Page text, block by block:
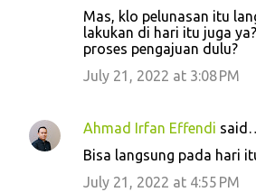
Mas, klo pelunasan itu
lakukan di hari itu juga
proses pengajuan dulu?
July 21, 2022 at 3:08 PM
Ahmad Irfan Effendi
Bisa langsung pada hari
July 21, 2022 at 4:55 PM